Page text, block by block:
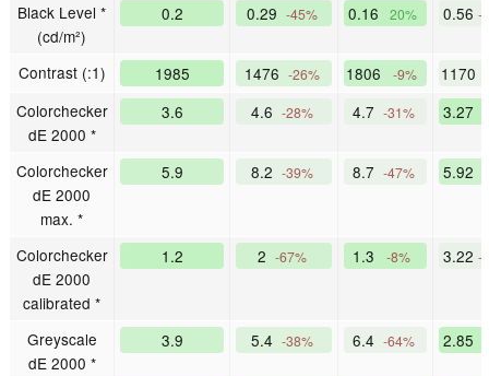
Black Level *
(cd/m²)
0.2 0.29 -45% 0.16 20% 0.56 -
Contrast (:1) 1985 1476 -26% 1806 -9% 1170
Colorchecker
dE 2000 *
3.6 4.6 -28% 4.7 -31% 3.27
Colorchecker
dE 2000
max. *
5.9 8.2 -39% 8.7 -47% 5.92
Colorchecker
dE 2000
calibrated *
1.2 2 -67% 1.3 -8% 3.22 -
Greyscale
dE 2000 *
3.9 5.4 -38% 6.4 -64% 2.85